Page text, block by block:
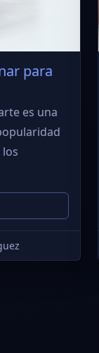
para
es una